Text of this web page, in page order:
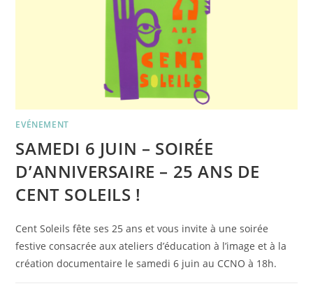
EVÉNEMENT
SAMEDI 6 JUIN – SOIRÉE
D’ANNIVERSAIRE – 25 ANS DE
CENT SOLEILS !
Cent Soleils fête ses 25 ans et vous invite à une soirée
festive consacrée aux ateliers d’éducation à l’image et à la
création documentaire le samedi 6 juin au CCNO à 18h.